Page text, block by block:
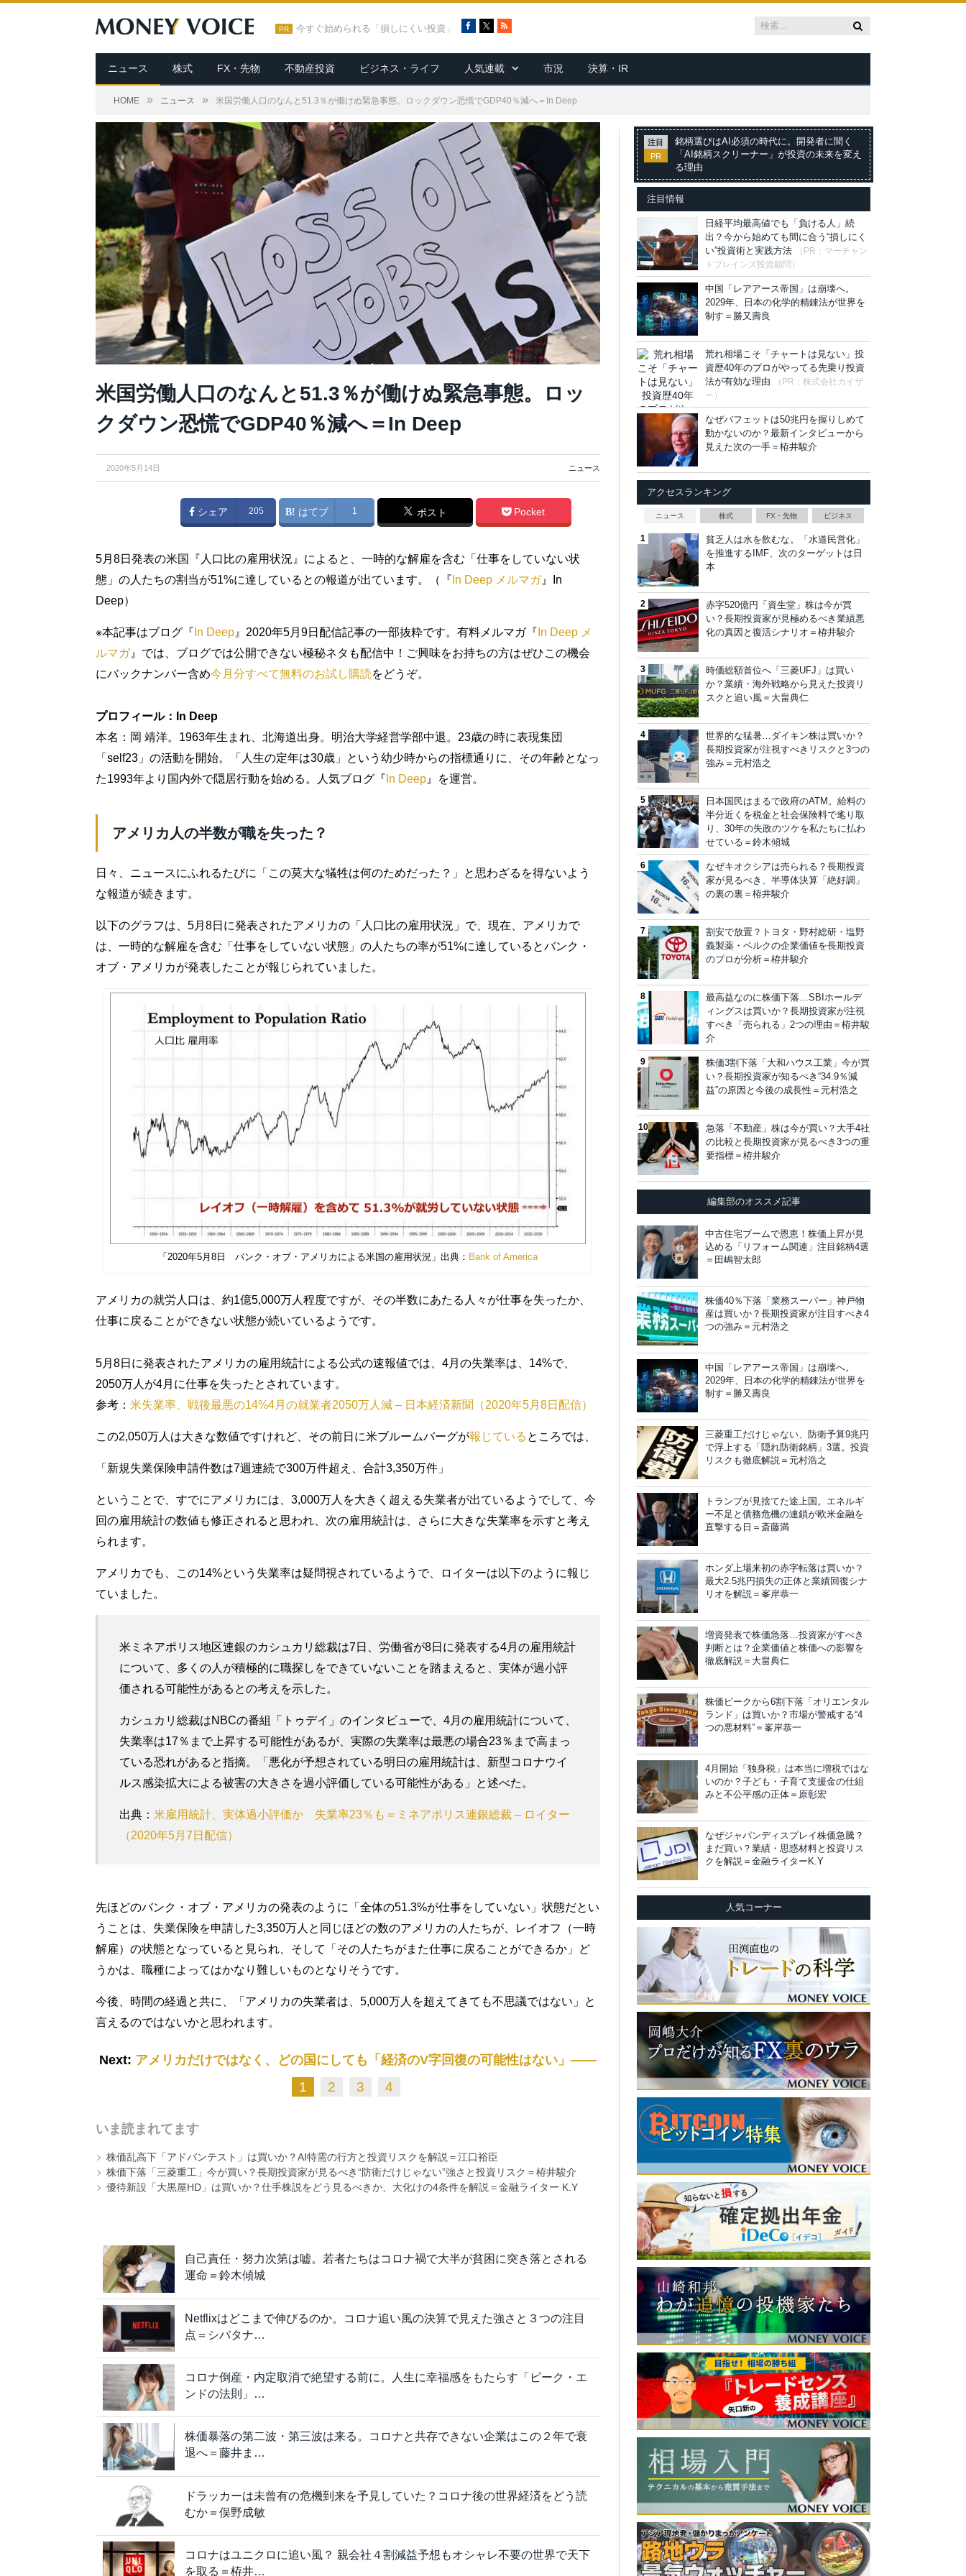
PR 今すぐ始められる「損しにくい投資」
c
e
b
o
k
R
S
ニュース 株式 FX・先物 不動産投資 ビジネス・ライフ 人気連載 市況 決算・IR
HOME » ニュース » 米国労働人口のなんと51.3％が働けぬ緊急事態。ロックダウン恐慌でGDP40％減へ＝In Deep
米国労働人口のなんと51.3％が働けぬ緊急事態。ロッ
クダウン恐慌でGDP40％減へ＝In Deep
2020年5月14日 ニュース
シェア 205 はてブ 1 ポスト Pocket
5月8日発表の米国『人口比の雇用状況』によると、一時的な解雇を含む「仕事をしていない状
態」の人たちの割当が51%に達しているとの報道が出ています。（『 In Deep メルマガ』In
Deep）
※本記事はブログ『 In Deep 』2020年5月9日配信記事の一部抜粋です。有料メルマガ『 In Deep メ
ルマガ』では、ブログでは公開できない極秘ネタも配信中！ご興味をお持ちの方はぜひこの機会
にバックナンバー含め今月分すべて無料のお試し購読をどうぞ。
プロフィール：In Deep
本名：岡 靖洋。1963年生まれ、北海道出身。明治大学経営学部中退。23歳の時に表現集団
「self23」の活動を開始。「人生の定年は30歳」という幼少時からの指標通りに、その年齢となっ
た1993年より国内外で隠居行動を始める。人気ブログ『 In Deep 』を運営。
アメリカ人の半数が職を失った？
日々、ニュースにふれるたびに「この莫大な犠牲は何のためだった？」と思わざるを得ないよう
な報道が続きます。
以下のグラフは、5月8日に発表されたアメリカの「人口比の雇用状況」で、現在、アメリカで
は、一時的な解雇を含む「仕事をしていない状態」の人たちの率が51%に達しているとバンク・
オブ・アメリカが発表したことが報じられていました。
「2020年5月8日 バンク・オブ・アメリカによる米国の雇用状況」出典： Bank of America
アメリカの就労人口は、約1億5,000万人程度ですが、その半数にあたる人々が仕事を失ったか、
仕事に戻ることができない状態が続いているようです。
5月8日に発表されたアメリカの雇用統計による公式の速報値では、4月の失業率は、14%で、
2050万人が4月に仕事を失ったとされています。
参考： 米失業率、戦後最悪の14%4月の就業者2050万人減 – 日本経済新聞（2020年5月8日配信）
この2,050万人は大きな数値ですけれど、その前日に米ブルームバーグが報じている ところでは、
「新規失業保険申請件数は7週連続で300万件超え、合計3,350万件」
ということで、すでにアメリカには、3,000万人を大きく超える失業者が出ているようでして、今
回の雇用統計の数値も修正されると思われ、次の雇用統計は、さらに大きな失業率を示すと考え
られます。
アメリカでも、この14%という失業率は疑問視されているようで、ロイターは以下のように報じ
ていました。
米ミネアポリス地区連銀のカシュカリ総裁は7日、労働省が8日に発表する4月の雇用統計
について、多くの人が積極的に職探しをできていないことを踏まえると、実体が過小評
価される可能性があるとの考えを示した。
カシュカリ総裁はNBCの番組「トゥデイ」のインタビューで、4月の雇用統計について、
失業率は17％まで上昇する可能性があるが、実際の失業率は最悪の場合23％まで高まっ
ている恐れがあると指摘。「悪化が予想されている明日の雇用統計は、新型コロナウイ
ルス感染拡大による被害の大きさを過小評価している可能性がある」と述べた。
出典： 米雇用統計、実体過小評価か 失業率23％も＝ミネアポリス連銀総裁 – ロイター
（2020年5月7日配信）
先ほどのバンク・オブ・アメリカの発表のように「全体の51.3%が仕事をしていない」状態だとい
うことは、失業保険を申請した3,350万人と同じほどの数のアメリカの人たちが、レイオフ（一時
解雇）の状態となっていると見られ、そして「その人たちがまた仕事に戻ることができるか」ど
うかは、職種によってはかなり難しいものとなりそうです。
今後、時間の経過と共に、「アメリカの失業者は、5,000万人を超えてきても不思議ではない」と
言えるのではないかと思われます。
Next: アメリカだけではなく、どの国にしても「経済のV字回復の可能性はない」――
1 2 3 4
いま読まれてます
株価乱高下「アドバンテスト」は買いか？AI特需の行方と投資リスクを解説＝江口裕臣
株価下落「三菱重工」今が買い？長期投資家が見るべき“防衛だけじゃない”強さと投資リスク＝栫井駿介
優待新設「大黒屋HD」は買いか？仕手株説をどう見るべきか、大化けの4条件を解説＝金融ライター K.Y
自己責任・努力次第は嘘。若者たちはコロナ禍で大半が貧困に突き落とされる
運命＝鈴木傾城
Netflixはどこまで伸びるのか。コロナ追い風の決算で見えた強さと３つの注目
点＝シバタナ…
コロナ倒産・内定取消で絶望する前に。人生に幸福感をもたらす「ピーク・エ
ンドの法則」…
株価暴落の第二波・第三波は来る。コロナと共存できない企業はこの２年で衰
退へ＝藤井ま…
ドラッカーは未曾有の危機到来を予見していた？コロナ後の世界経済をどう読
むか＝俣野成敏
コロナはユニクロに追い風？ 親会社４割減益予想もオシャレ不要の世界で天下
を取る＝栫井…
注目
PR
銘柄選びはAI必須の時代に。開発者に聞く
「AI銘柄スクリーナー」が投資の未来を変え
る理由
注目情報
日経平均最高値でも「負ける人」続
出？今から始めても間に合う“損しにく
い”投資術と実践方法
（PR：マーチャン
トブレインズ投資顧問）
中国「レアアース帝国」は崩壊へ。
2029年、日本の化学的精錬法が世界を
制す＝勝又壽良
荒れ相場こそ「チャートは見ない」投
資歴40年のプロがやってる先乗り投資
法が有効な理由
（PR：株式会社カイザ
ー）
なぜバフェットは50兆円を握りしめて
動かないのか？最新インタビューから
見えた次の一手＝栫井駿介
アクセスランキング
ニュース 株式 FX・先物 ビジネス
貧乏人は水を飲むな。「水道民営化」
を推進するIMF、次のターゲットは日
本
赤字520億円「資生堂」株は今が買
い？長期投資家が見極めるべき業績悪
化の真因と復活シナリオ＝栫井駿介
時価総額首位へ「三菱UFJ」は買い
か？業績・海外戦略から見えた投資リ
スクと追い風＝大畠典仁
世界的な猛暑…ダイキン株は買いか？
長期投資家が注視すべきリスクと3つの
強み＝元村浩之
日本国民はまるで政府のATM。給料の
半分近くを税金と社会保険料で毟り取
り、30年の失政のツケを私たちに払わ
せている＝鈴木傾城
なぜキオクシアは売られる？長期投資
家が見るべき、半導体決算「絶好調」
の裏の裏＝栫井駿介
割安で放置？トヨタ・野村総研・塩野
義製薬・ベルクの企業価値を長期投資
のプロが分析＝栫井駿介
最高益なのに株価下落…SBIホールデ
ィングスは買いか？長期投資家が注視
すべき「売られる」2つの理由＝栫井駿
介
株価3割下落「大和ハウス工業」今が買
い？長期投資家が知るべき“34.9％減
益”の原因と今後の成長性＝元村浩之
急落「不動産」株は今が買い？大手4社
の比較と長期投資家が見るべき3つの重
要指標＝栫井駿介
編集部のオススメ記事
中古住宅ブームで恩恵！株価上昇が見
込める「リフォーム関連」注目銘柄4選
＝田嶋智太郎
株価40％下落「業務スーパー」神戸物
産は買いか？長期投資家が注目すべき4
つの強み＝元村浩之
中国「レアアース帝国」は崩壊へ。
2029年、日本の化学的精錬法が世界を
制す＝勝又壽良
三菱重工だけじゃない、防衛予算9兆円
で浮上する「隠れ防衛銘柄」3選。投資
リスクも徹底解説＝元村浩之
トランプが見捨てた途上国。エネルギ
ー不足と債務危機の連鎖が欧米金融を
直撃する日＝斎藤満
ホンダ上場来初の赤字転落は買いか？
最大2.5兆円損失の正体と業績回復シナ
リオを解説＝峯岸恭一
増資発表で株価急落…投資家がすべき
判断とは？企業価値と株価への影響を
徹底解説＝大畠典仁
株価ピークから6割下落「オリエンタル
ランド」は買いか？市場が警戒する“4
つの悪材料”＝峯岸恭一
4月開始「独身税」は本当に増税ではな
いのか？子ども・子育て支援金の仕組
みと不公平感の正体＝原彰宏
なぜジャパンディスプレイ株価急騰？
まだ買い？業績・思惑材料と投資リス
クを解説＝金融ライターK.Y
人気コーナー